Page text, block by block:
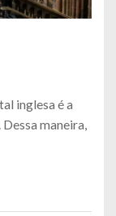
inglesa é a
maneira,